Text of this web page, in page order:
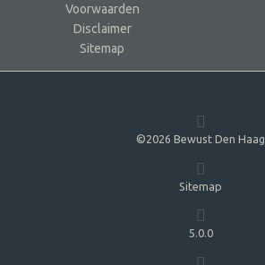
Voorwaarden
Disclaimer
Sitemap
©2026 Bewust Den Haag
Sitemap
5.0.0